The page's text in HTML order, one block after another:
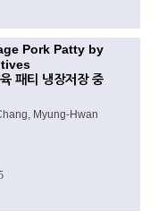
Pork Patty by
패티 냉장저장 중
Myung-Hwan